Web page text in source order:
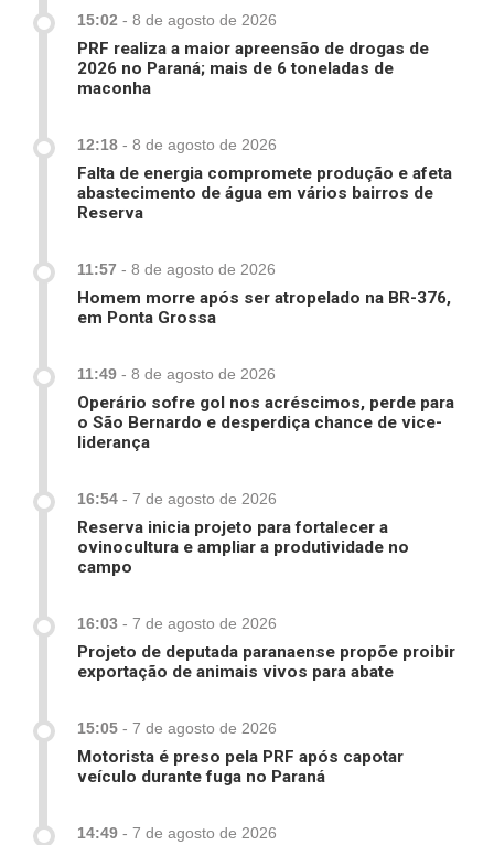
15:02 - 8 de agosto de 2026
PRF realiza a maior apreensão de drogas de
2026 no Paraná; mais de 6 toneladas de
maconha
12:18 - 8 de agosto de 2026
Falta de energia compromete produção e afeta
abastecimento de água em vários bairros de
Reserva
11:57 - 8 de agosto de 2026
Homem morre após ser atropelado na BR-376,
em Ponta Grossa
11:49 - 8 de agosto de 2026
Operário sofre gol nos acréscimos, perde para
o São Bernardo e desperdiça chance de vice-
liderança
16:54 - 7 de agosto de 2026
Reserva inicia projeto para fortalecer a
ovinocultura e ampliar a produtividade no
campo
16:03 - 7 de agosto de 2026
Projeto de deputada paranaense propõe proibir
exportação de animais vivos para abate
15:05 - 7 de agosto de 2026
Motorista é preso pela PRF após capotar
veículo durante fuga no Paraná
14:49 - 7 de agosto de 2026